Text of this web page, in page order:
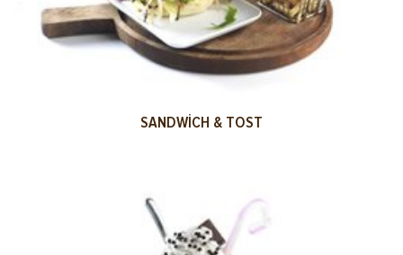
SANDWICH & TOST